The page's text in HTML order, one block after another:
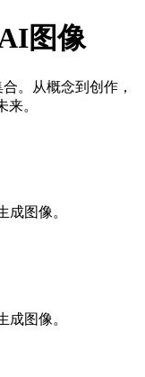
图像
。从概念到创作，
。
图像。
图像。